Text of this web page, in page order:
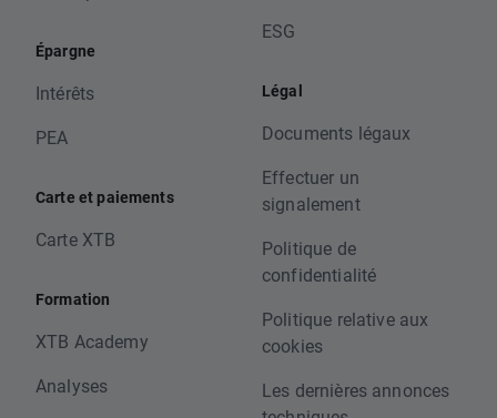
Épargne
Intérêts
PEA
Carte et paiements
Carte XTB
Formation
XTB Academy
Analyses
ESG
Légal
Documents légaux
Effectuer un
signalement
Politique de
confidentialité
Politique relative aux
cookies
Les dernières annonces